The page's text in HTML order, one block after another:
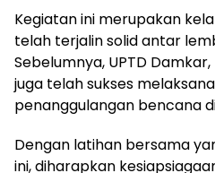
Kegiatan ini merupakan
telah terjalin solid antar
Sebelumnya, UPTD
juga telah sukses
penanggulangan bencana
Dengan latihan bersama
ini, diharapkan